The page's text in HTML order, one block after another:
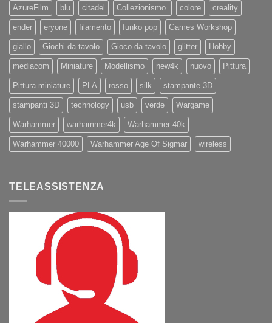
AzureFilm blu citadel Collezionismo. colore creality
ender eryone filamento funko pop Games Workshop
giallo Giochi da tavolo Gioco da tavolo glitter Hobby
mediacom Miniature Modellismo new4k nuovo Pittura
Pittura miniature PLA rosso silk stampante 3D
stampanti 3D technology usb verde Wargame
Warhammer warhammer4k Warhammer 40k
Warhammer 40000 Warhammer Age Of Sigmar wireless
TELEASSISTENZA